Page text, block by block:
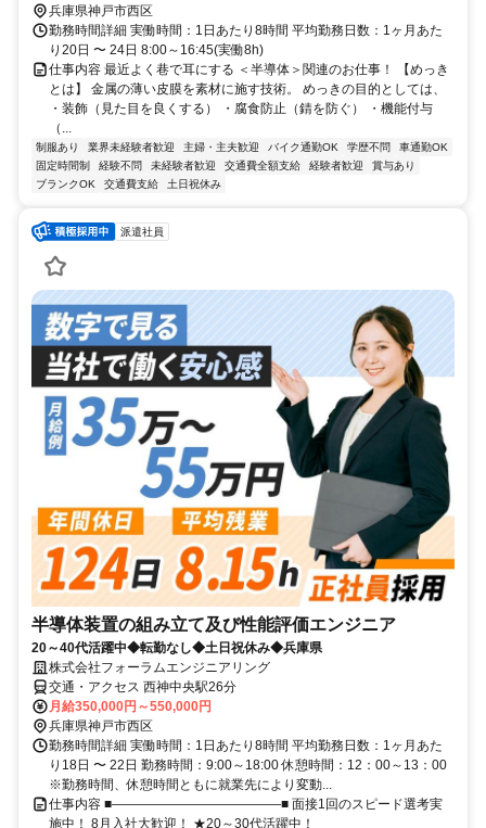
兵庫県神戸市西区
勤務時間詳細 実働時間：1日あたり8時間 平均勤務日数：1ヶ月あた
り20日 〜 24日 8:00～16:45(実働8h)
仕事内容 最近よく巷で耳にする ＜半導体＞関連のお仕事！ 【めっき
とは】 金属の薄い皮膜を素材に施す技術。 めっきの目的としては、
・装飾（見た目を良くする） ・腐食防止（錆を防ぐ） ・機能付与
（...
制服あり 業界未経験者歓迎 主婦・主夫歓迎 バイク通勤OK 学歴不問
車通勤OK
固定時間制
経験不問 未経験者歓迎 交通費全額支給 経験者歓迎
賞与あり
ブランクOK
交通費支給 土日祝休み
派遣社員
半導体装置の組み立て及び性能評価エンジニア
20～40代活躍中◆転勤なし◆土日祝休み◆兵庫県
株式会社フォーラムエンジニアリング
交通・アクセス 西神中央駅26分
月給350,000円～550,000円
兵庫県神戸市西区
勤務時間詳細 実働時間：1日あたり8時間 平均勤務日数：1ヶ月あた
り18日 〜 22日 勤務時間：9:00～18:00 休憩時間：12：00～13：00
※勤務時間、休憩時間ともに就業先により変動...
仕事内容 ■―――――――――――――■ 面接1回のスピード選考実
施中！ 8月入社大歓迎！ ★20～30代活躍中！